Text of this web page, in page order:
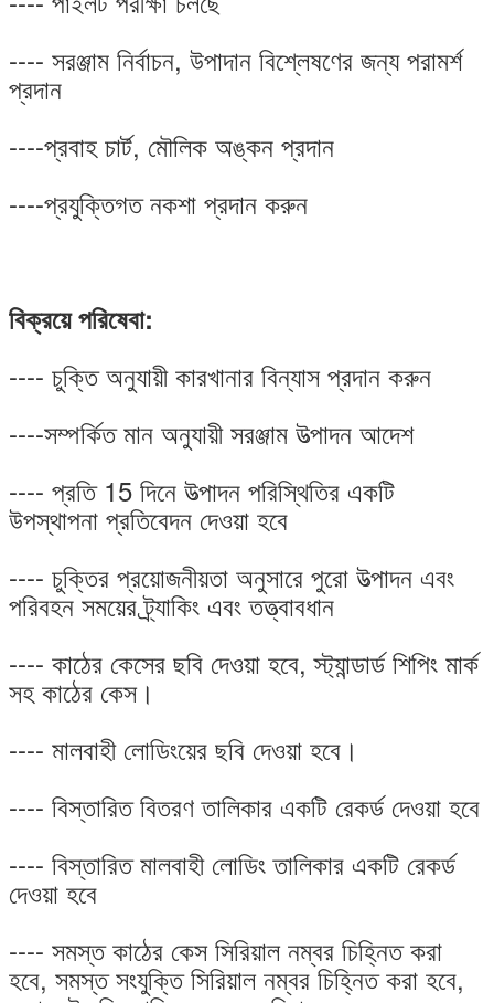
---- সরঞ্জাম নির্বাচন, উপাদান বিশ্লেষণের জন্য পরামর্শ
প্রদান
----প্রবাহ চার্ট, মৌলিক অঙ্কন প্রদান
----প্রযুক্তিগত নকশা প্রদান করুন
বিক্রয়ে পরিষেবা:
---- চুক্তি অনুযায়ী কারখানার বিন্যাস প্রদান করুন
----সম্পর্কিত মান অনুযায়ী সরঞ্জাম উত্পাদন আদেশ
---- প্রতি 15 দিনে উত্পাদন পরিস্থিতির একটি
উপস্থাপনা প্রতিবেদন দেওয়া হবে
---- চুক্তির প্রয়োজনীয়তা অনুসারে পুরো উত্পাদন এবং
পরিবহন সময়ের ট্র্যাকিং এবং তত্ত্বাবধান
---- কাঠের কেসের ছবি দেওয়া হবে, স্ট্যান্ডার্ড শিপিং মার্ক
সহ কাঠের কেস।
---- মালবাহী লোডিংয়ের ছবি দেওয়া হবে।
---- বিস্তারিত বিতরণ তালিকার একটি রেকর্ড দেওয়া হবে
---- বিস্তারিত মালবাহী লোডিং তালিকার একটি রেকর্ড
দেওয়া হবে
---- সমস্ত কাঠের কেস সিরিয়াল নম্বর চিহ্নিত করা
হবে, সমস্ত সংযুক্তি সিরিয়াল নম্বর চিহ্নিত করা হবে,